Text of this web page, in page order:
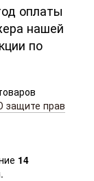
оплаты
нашей
по
защите прав
14